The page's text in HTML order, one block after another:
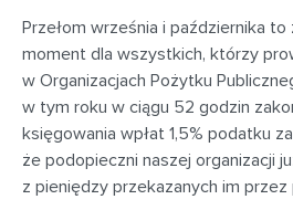
Przełom września i października
moment dla wszystkich, którzy
w Organizacjach Pożytku
w tym roku w ciągu 52 godzin
księgowania wpłat 1,5% podatku
że podopieczni naszej organizacji
z pieniędzy przekazanych im